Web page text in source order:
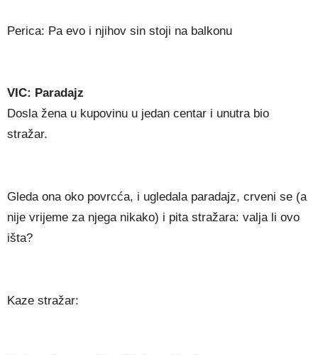
Perica: Pa evo i njihov sin stoji na balkonu
VIC: Paradajz
Dosla žena u kupovinu u jedan centar i unutra bio
stražar.
Gleda ona oko povrcća, i ugledala paradajz, crveni se (a
nije vrijeme za njega nikako) i pita stražara: valja li ovo
išta?
Kaze stražar: